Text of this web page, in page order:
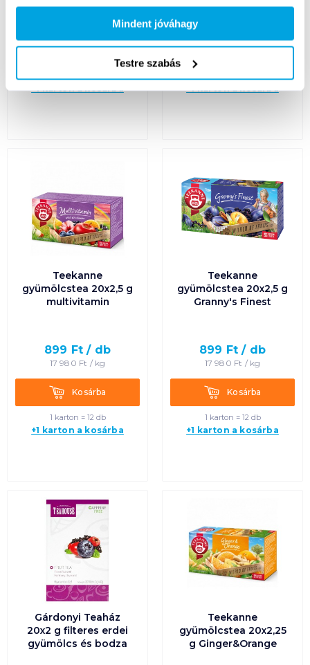
Mindent jóváhagy
Testre szabás
899Ft /db
KosárbaKosárba
849Ft /db
KosárbaKosárba
Teekanne
gyümölcstea 20x2,5 g
multivitamin
899 Ft / db
17 980 Ft / kg
KosárbaKosárba
1 karton = 12 db
+1 karton a kosárba
Teekanne
gyümölcstea 20x2,5 g
Granny's Finest
899 Ft / db
17 980 Ft / kg
KosárbaKosárba
1 karton = 12 db
+1 karton a kosárba
Gárdonyi Teaház
20x2 g filteres erdei
gyümölcs és bodza
Teekanne
gyümölcstea 20x2,25
g Ginger&Orange